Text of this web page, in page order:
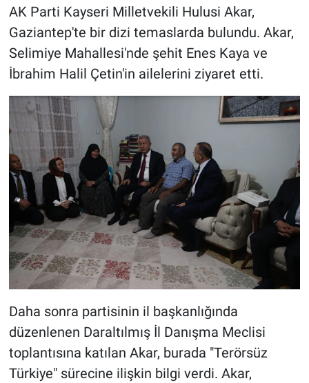
AK Parti Kayseri Milletvekili Hulusi Akar,
Gaziantep'te bir dizi temaslarda bulundu. Akar,
Selimiye Mahallesi'nde şehit Enes Kaya ve
İbrahim Halil Çetin'in ailelerini ziyaret etti.
Daha sonra partisinin il başkanlığında
düzenlenen Daraltılmış İl Danışma Meclisi
toplantısına katılan Akar, burada "Terörsüz
Türkiye" sürecine ilişkin bilgi verdi. Akar,